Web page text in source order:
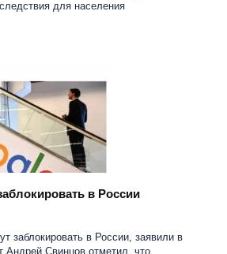
для населения
в России
заблокировать в России, заявили в